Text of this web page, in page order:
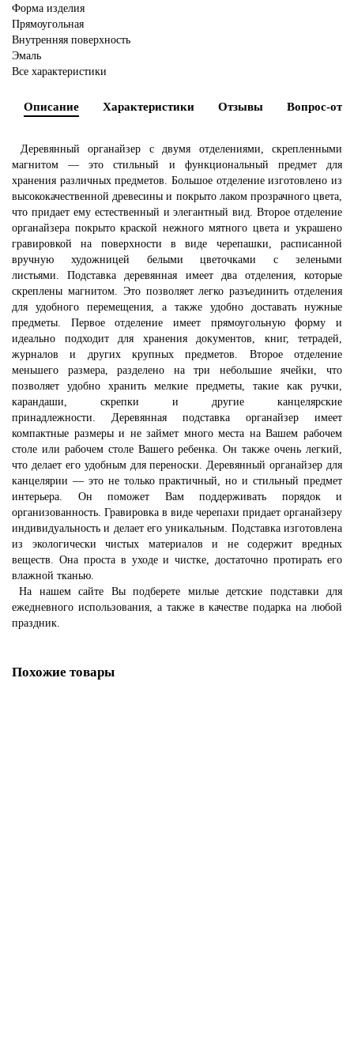
Форма изделия
Прямоугольная
Внутренняя поверхность
Эмаль
Все характеристики
Описание Характеристики Отзывы Вопрос-
Деревянный органайзер с двумя отделениями, скрепленными
магнитом — это стильный и функциональный предмет для
хранения различных предметов. Большое отделение изготовлено из
высококачественной древесины и покрыто лаком прозрачного цвета,
что придает ему естественный и элегантный вид. Второе отделение
органайзера покрыто краской нежного мятного цвета и украшено
гравировкой на поверхности в виде черепашки, расписанной
вручную художницей белыми цветочками с зелеными
листьями.Подставка деревянная имеет два отделения, которые
скреплены магнитом. Это позволяет легко разъединить отделения
для удобного перемещения, а также удобно доставать нужные
предметы. Первое отделение имеет прямоугольную форму и
идеально подходит для хранения документов, книг, тетрадей,
журналов и других крупных предметов. Второе отделение
меньшего размера, разделено на три небольшие ячейки, что
позволяет удобно хранить мелкие предметы, такие как ручки,
карандаши, скрепки и другие канцелярские
принадлежности. Деревянная подставка органайзер имеет
компактные размеры и не займет много места на Вашем рабочем
столе или рабочем столе Вашего ребенка. Он также очень легкий,
что делает его удобным для переноски.Деревянный органайзер для
канцелярии — это не только практичный, но и стильный предмет
интерьера. Он поможет Вам поддерживать порядок и
организованность. Гравировка в виде черепахи придает органайзеру
индивидуальность и делает его уникальным. Подставка изготовлена
из экологически чистых материалов и не содержит вредных
веществ. Она проста в уходе и чистке, достаточно протирать его
влажной тканью.
На нашем сайте Вы подберете милые детские подставки для
ежедневного использования, а также в качестве подарка на любой
праздник.
Похожие товары